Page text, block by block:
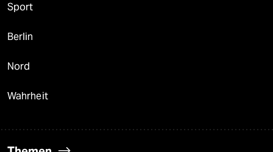
Sport
Berlin
Nord
Wahrheit